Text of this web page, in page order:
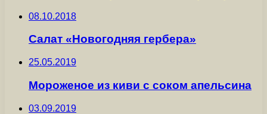
08.10.2018
Салат «Новогодняя гербера»
25.05.2019
Мороженое из киви с соком апельсина
03.09.2019